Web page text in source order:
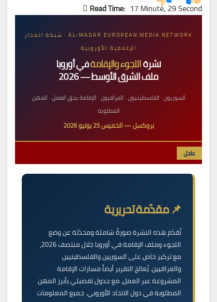
Read Time: 17 Minute, 29 Second
AL-MADAR EUROPEAN MEDIA NETWORK · شبكة المدار
الإعلامية الأوروبية
نشرةاللجوء والإقامةفي أوروبا
ملف الشرق الأوسط — 2026
السوريون · الفلسطينيون · العراقيون · الإقامة بحق العمل · المهن
المطلوبة
بروكسل — الخميس 25 يونيو 2026
عاجل
📌 مقدّمة تحريرية
تُقدّم هذه النشرة صورةً شاملة ومحدّثة عن وضع
اللجوء وملف الإقامة في أوروبا خلال منتصف 2026،
مع تركيز خاص على السوريين والفلسطينيين
والعراقيين. يُعالج التقرير أيضاً مسارات الإقامة
المشروعة عبر العمل، مع جدول تفصيلي بأبرز المهن
المطلوبة في دول الاتحاد الأوروبي. جميع المعلومات